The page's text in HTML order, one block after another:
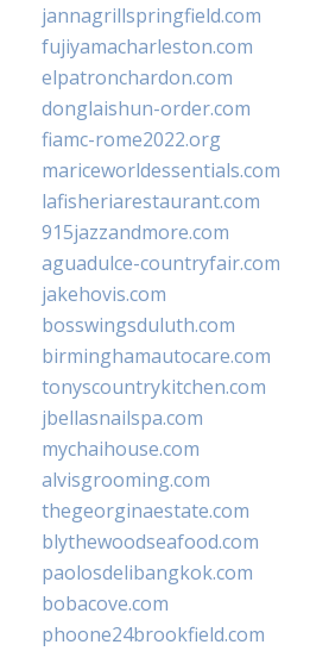
jannagrillspringfield.com
fujiyamacharleston.com
elpatronchardon.com
donglaishun-order.com
fiamc-rome2022.org
mariceworldessentials.com
lafisheriarestaurant.com
915jazzandmore.com
aguadulce-countryfair.com
jakehovis.com
bosswingsduluth.com
birminghamautocare.com
tonyscountrykitchen.com
jbellasnailspa.com
mychaihouse.com
alvisgrooming.com
thegeorginaestate.com
blythewoodseafood.com
paolosdelibangkok.com
bobacove.com
phoone24brookfield.com